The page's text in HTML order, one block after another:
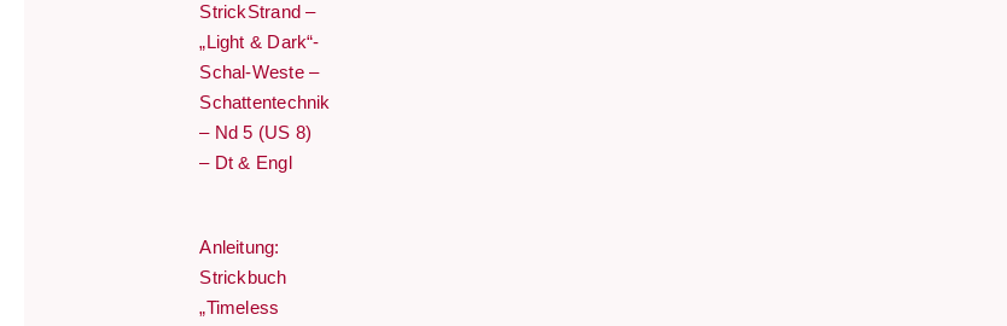
StrickStrand –
„Light & Dark“-
Schal-Weste –
Schattentechnik
– Nd 5 (US 8)
– Dt & Engl
Anleitung:
Strickbuch
„Timeless